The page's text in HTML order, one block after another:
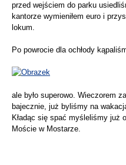
przed wejściem do parku
kantorze wymieniłem euro i
lokum.
Po powrocie dla ochłody
ale było superowo. Wieczorem
bajecznie, już byliśmy na
Kładąc się spać myśleliśmy już
Moście w Mostarze.